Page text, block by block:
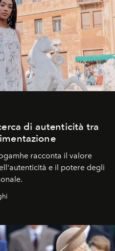
di autenticità tra
racconta il valore
e il potere degli